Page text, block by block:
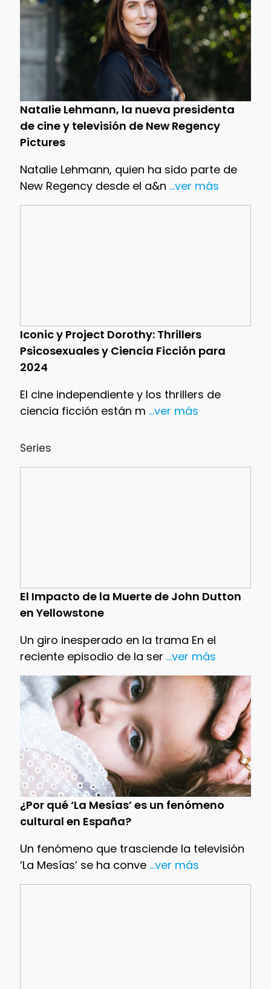
Natalie Lehmann, la nueva presidenta
de cine y televisión de New Regency
Pictures
Natalie Lehmann, quien ha sido parte de
New Regency desde el a&n ...ver más
Iconic y Project Dorothy: Thrillers
Psicosexuales y Ciencia Ficción para
2024
El cine independiente y los thrillers de
ciencia ficción están m ...ver más
Series
El Impacto de la Muerte de John Dutton
en Yellowstone
Un giro inesperado en la trama En el
reciente episodio de la ser ...ver más
¿Por qué ‘La Mesías’ es un fenómeno
cultural en España?
Un fenómeno que trasciende la televisión
‘La Mesías’ se ha conve...ver más